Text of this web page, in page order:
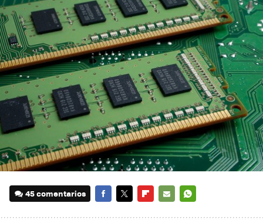
45 comentarios